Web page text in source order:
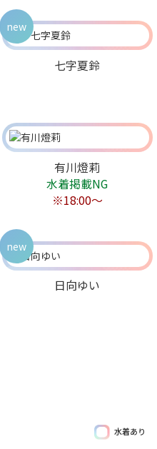
七字夏鈴
new
有川燈莉
水着掲載NG
※18:00〜
日向ゆい
new
水着あり